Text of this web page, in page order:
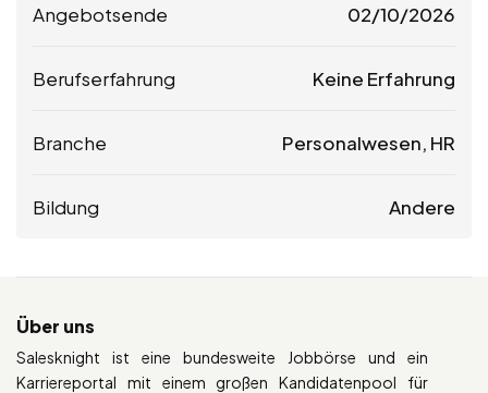
Angebotsende 02/10/2026
Berufserfahrung Keine Erfahrung
Branche Personalwesen, HR
Bildung Andere
Über uns
Salesknight ist eine bundesweite Jobbörse und ein
Karriereportal mit einem großen Kandidatenpool für